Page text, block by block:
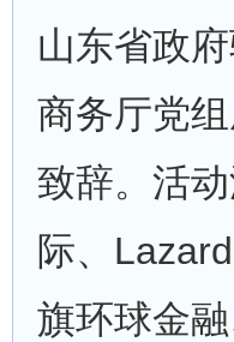
山东省政
商务厅党
致辞。活
际、
旗环球金